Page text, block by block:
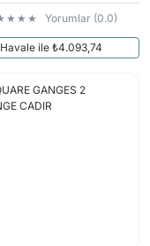
Yorumlar (0.0)
Havale ile ₺4.093,74